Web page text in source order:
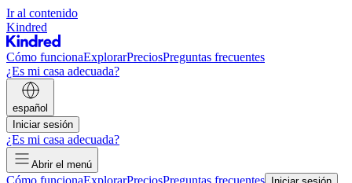
Ir al contenido
Kindred
Cómo funcionaExplorarPreciosPreguntas frecuentes
¿Es mi casa adecuada?
español
Iniciar sesión
¿Es mi casa adecuada?
Abrir el menú
Cómo funcionaExplorarPreciosPreguntas frecuentes